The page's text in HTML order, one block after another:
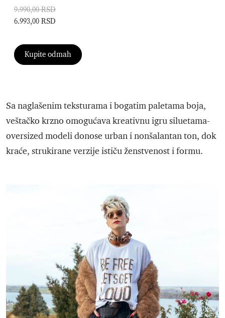
9.990,00 RSD
6.993,00 RSD
Kupite odmah
Sa naglašenim teksturama i bogatim paletama boja,
veštačko krzno omogućava kreativnu igru siluetama-
oversized modeli donose urban i nonšalantan ton, dok
kraće, strukirane verzije ističu ženstvenost i formu.